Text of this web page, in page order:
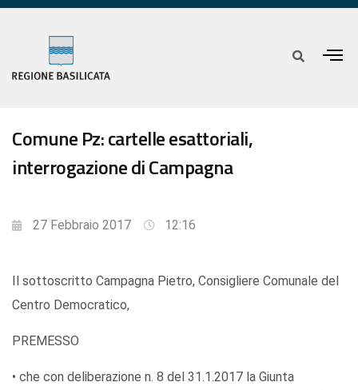
Comune Pz: cartelle esattoriali,
interrogazione di Campagna
27 Febbraio 2017 12:16
Il sottoscritto Campagna Pietro, Consigliere Comunale del
Centro Democratico,
PREMESSO
• che con deliberazione n. 8 del 31.1.2017 la Giunta